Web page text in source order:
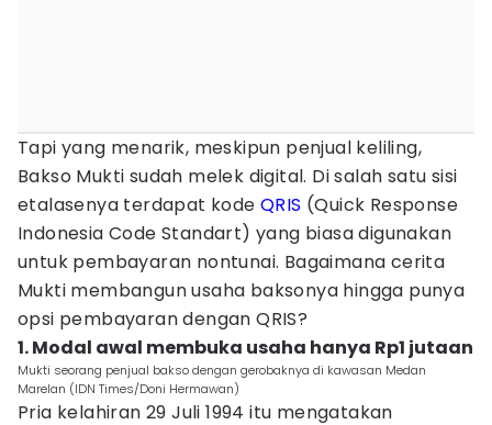
Tapi yang menarik, meskipun penjual keliling,
Bakso Mukti sudah melek digital. Di salah satu sisi
etalasenya terdapat kode QRIS (Quick Response
Indonesia Code Standart) yang biasa digunakan
untuk pembayaran nontunai. Bagaimana cerita
Mukti membangun usaha baksonya hingga punya
opsi pembayaran dengan QRIS?
1. Modal awal membuka usaha hanya Rp1 jutaan
Mukti seorang penjual bakso dengan gerobaknya di kawasan Medan
Marelan (IDN Times/Doni Hermawan)
Pria kelahiran 29 Juli 1994 itu mengatakan